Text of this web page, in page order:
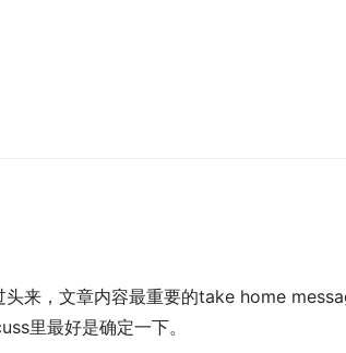
头来，文章内容最重要的take home
里最好是确定一下。